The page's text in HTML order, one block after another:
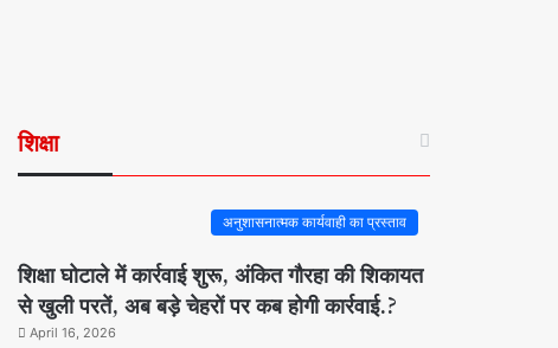
शिक्षा
अनुशासनात्मक कार्यवाही का प्रस्ताव
शिक्षा घोटाले में कार्रवाई शुरू, अंकित गौरहा की शिकायत
से खुली परतें, अब बड़े चेहरों पर कब होगी कार्रवाई.?
April 16, 2026